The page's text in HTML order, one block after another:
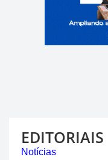
EDITORIAIS
Notícias